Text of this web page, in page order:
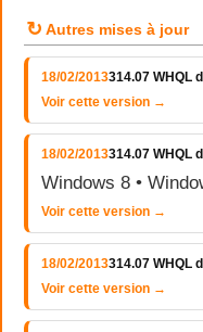
↻ Autres mises à jour
18/02/2013314.07 WHQL
Voir cette version →
18/02/2013314.07 WHQL
Windows 8 •
Voir cette version →
18/02/2013314.07 WHQL
Voir cette version →